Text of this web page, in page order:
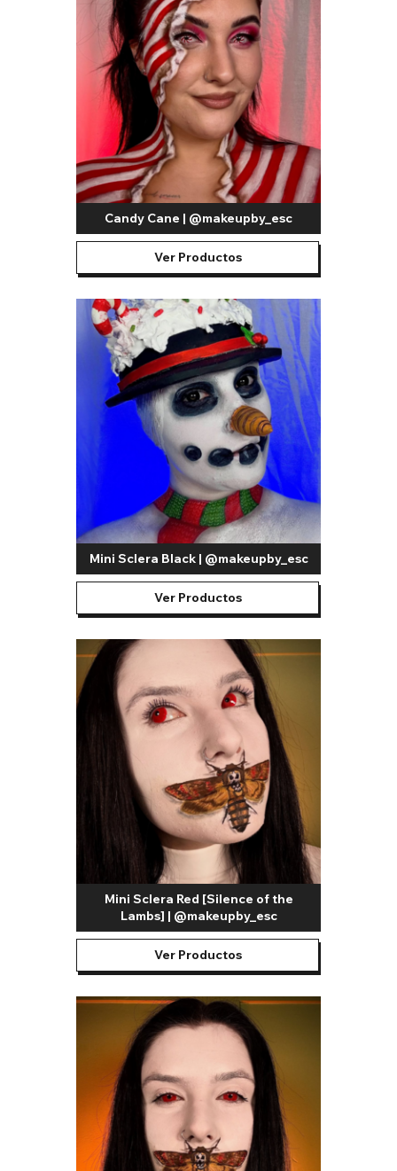
Candy Cane | @makeupby_esc
Ver Productos
Mini Sclera Black | @makeupby_esc
Ver Productos
Mini Sclera Red [Silence of the
Lambs] | @makeupby_esc
Ver Productos